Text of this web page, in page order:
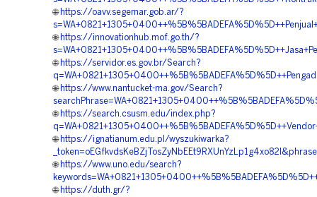
🌐 https://oavv.segemar.gob.ar/?
🌐 https://innovationhub.mof.go.th/?
🌐 https://servidor.es.gov.br/Search?
🌐 https://www.nantucket-ma.gov/Search?
🌐 https://search.csusm.edu/index.php?
🌐 https://ignatianum.edu.pl/wyszukiwarka?
🌐 https://www.uno.edu/search?
🌐 https://duth.gr/?